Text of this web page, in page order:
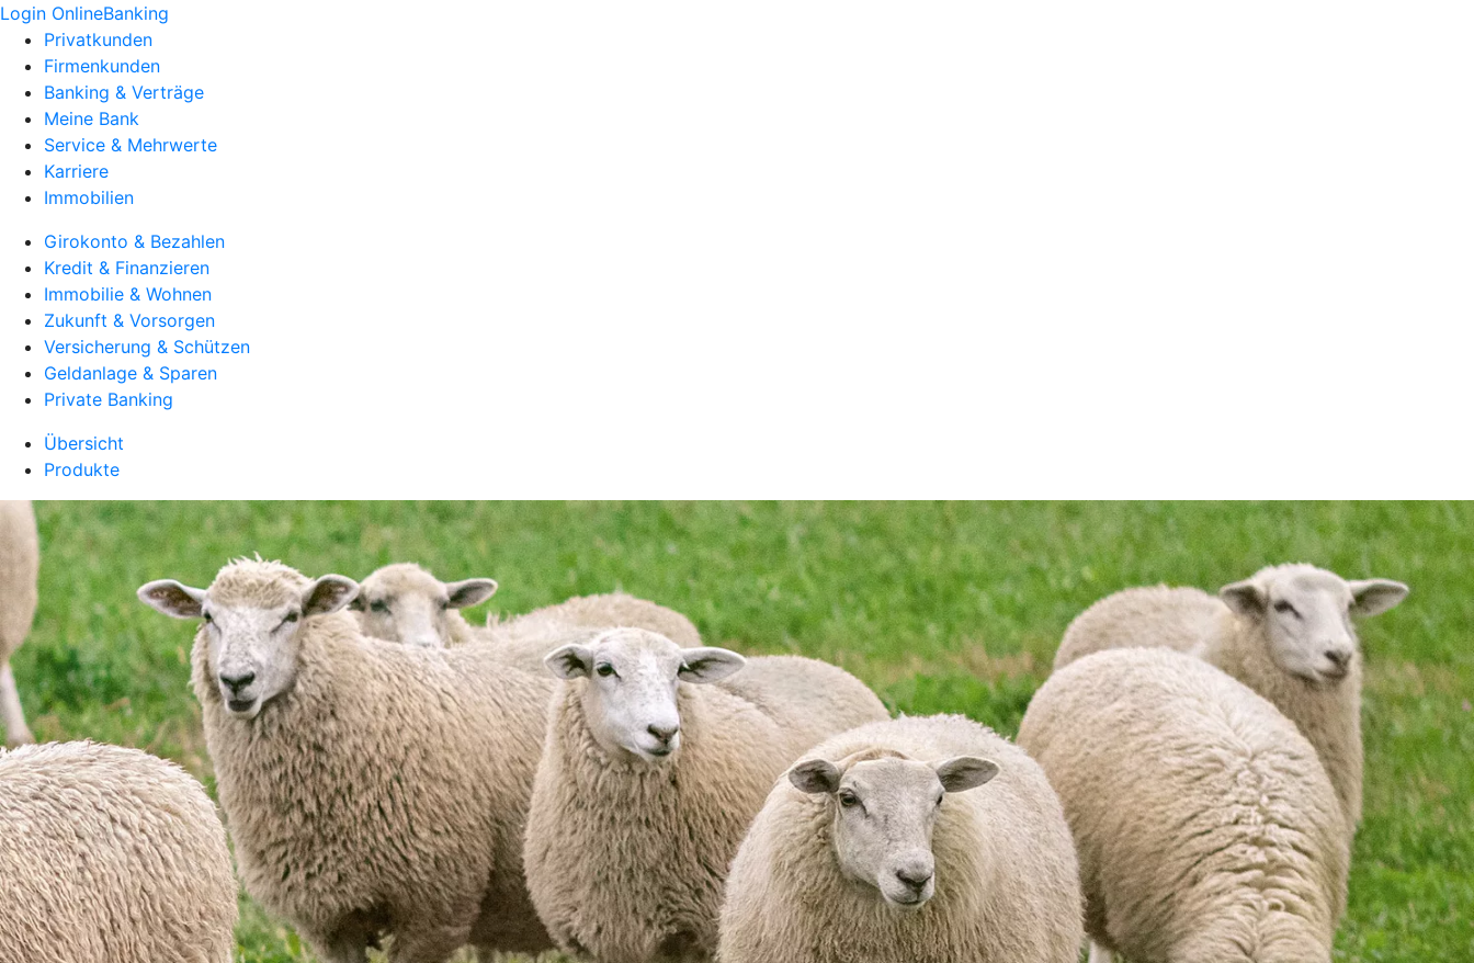
Login OnlineBanking
Privatkunden
Firmenkunden
Banking & Verträge
Meine Bank
Service & Mehrwerte
Karriere
Immobilien
Girokonto & Bezahlen
Kredit & Finanzieren
Immobilie & Wohnen
Zukunft & Vorsorgen
Versicherung & Schützen
Geldanlage & Sparen
Private Banking
Übersicht
Produkte